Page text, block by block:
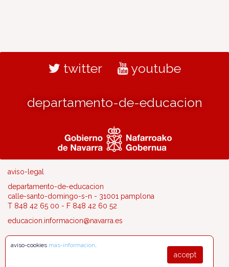
twitter youtube
departamento-de-educacion
aviso-legal
departamento-de-educacion
calle-santo-domingo-s-n - 31001 pamplona
T 848 42 65 00 - F 848 42 60 52
educacion.informacion@navarra.es
accept
aviso-cookies mas-informacion.